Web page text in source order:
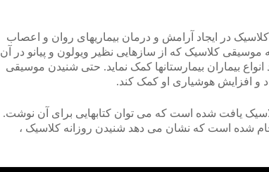
در ایجاد آرامش و درمان بیماریهای روان و اعصاب
کلاسیک که از سازهایی نظیر ویولون و پیانو در آن
بیماران بیمارستانها کمک نماید. حتی شنیدن موسیقی
و افزایش هوشیاری او کمک کند.
یافت شده است که می توان کتابهایی برای آن نوشت.
شده است که نشان می دهد شنیدن روزانه کلاسیک ،